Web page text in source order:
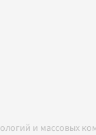
и массовых